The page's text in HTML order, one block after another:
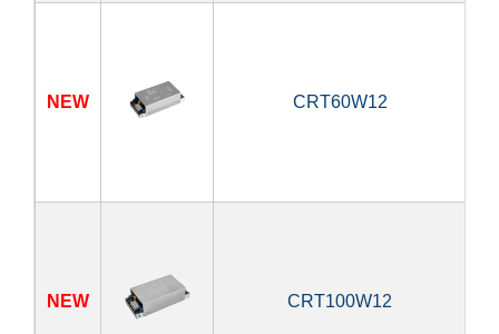
NEW CRT60W12
NEW CRT100W12